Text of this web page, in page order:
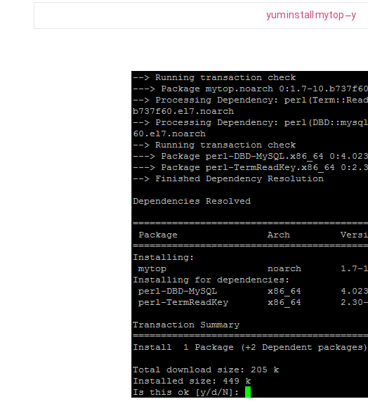
yuminstallmytop–y